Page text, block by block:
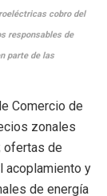
cobro del
responsables de
parte de las
Comercio de
zonales
ofertas de
acoplamiento y
de energía